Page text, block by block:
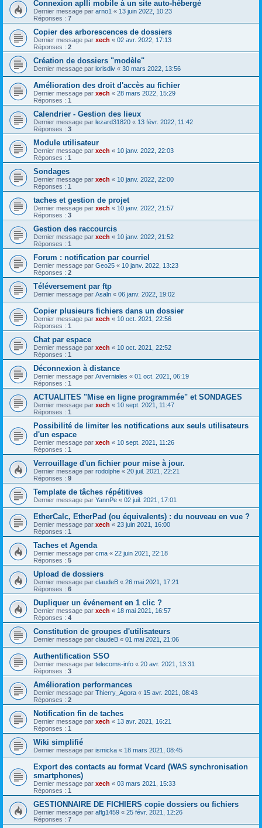
Connexion aplli mobile à un site auto-hébergé
Dernier message par arno1 « 13 juin 2022, 10:23
Réponses : 7
Copier des arborescences de dossiers
Dernier message par xech « 02 avr. 2022, 17:13
Réponses : 2
Création de dossiers "modèle"
Dernier message par lorisdiv « 30 mars 2022, 13:56
Amélioration des droit d'accès au fichier
Dernier message par xech « 28 mars 2022, 15:29
Réponses : 1
Calendrier - Gestion des lieux
Dernier message par lezard31820 « 13 févr. 2022, 11:42
Réponses : 3
Module utilisateur
Dernier message par xech « 10 janv. 2022, 22:03
Réponses : 1
Sondages
Dernier message par xech « 10 janv. 2022, 22:00
Réponses : 1
taches et gestion de projet
Dernier message par xech « 10 janv. 2022, 21:57
Réponses : 3
Gestion des raccourcis
Dernier message par xech « 10 janv. 2022, 21:52
Réponses : 1
Forum : notification par courriel
Dernier message par Geo25 « 10 janv. 2022, 13:23
Réponses : 2
Téléversement par ftp
Dernier message par Asaln « 06 janv. 2022, 19:02
Copier plusieurs fichiers dans un dossier
Dernier message par xech « 10 oct. 2021, 22:56
Réponses : 1
Chat par espace
Dernier message par xech « 10 oct. 2021, 22:52
Réponses : 1
Déconnexion à distance
Dernier message par Arverniales « 01 oct. 2021, 06:19
Réponses : 1
ACTUALITES "Mise en ligne programmée" et SONDAGES
Dernier message par xech « 10 sept. 2021, 11:47
Réponses : 1
Possibilité de limiter les notifications aux seuls utilisateurs
d'un espace
Dernier message par xech « 10 sept. 2021, 11:26
Réponses : 1
Verrouillage d'un fichier pour mise à jour.
Dernier message par rodolphe « 20 juil. 2021, 22:21
Réponses : 9
Template de tâches répétitives
Dernier message par YannPe « 02 juil. 2021, 17:01
EtherCalc, EtherPad (ou équivalents) : du nouveau en vue ?
Dernier message par xech « 23 juin 2021, 16:00
Réponses : 1
Taches et Agenda
Dernier message par cma « 22 juin 2021, 22:18
Réponses : 5
Upload de dossiers
Dernier message par claudeB « 26 mai 2021, 17:21
Réponses : 6
Dupliquer un événement en 1 clic ?
Dernier message par xech « 18 mai 2021, 16:57
Réponses : 4
Constitution de groupes d'utilisateurs
Dernier message par claudeB « 01 mai 2021, 21:06
Authentification SSO
Dernier message par telecoms-info « 20 avr. 2021, 13:31
Réponses : 3
Amélioration performances
Dernier message par Thierry_Agora « 15 avr. 2021, 08:43
Réponses : 2
Notification fin de taches
Dernier message par xech « 13 avr. 2021, 16:21
Réponses : 1
Wiki simplifié
Dernier message par ismicka « 18 mars 2021, 08:45
Export des contacts au format Vcard (WAS synchronisation
smartphones)
Dernier message par xech « 03 mars 2021, 15:33
Réponses : 1
GESTIONNAIRE DE FICHIERS copie dossiers ou fichiers
Dernier message par aflg1459 « 25 févr. 2021, 12:26
Réponses : 7